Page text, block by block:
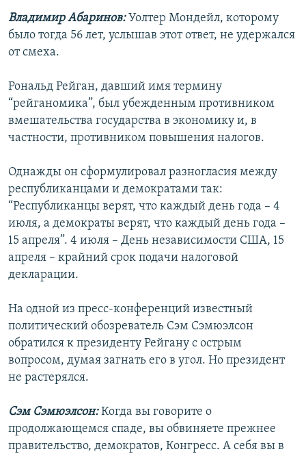
Владимир Абаринов: Уолтер Мондейл, которому
было тогда 56 лет, услышав этот ответ, не удержался
от смеха.
Рональд Рейган, давший имя термину
“рейганомика”, был убежденным противником
вмешательства государства в экономику и, в
частности, противником повышения налогов.
Однажды он сформулировал разногласия между
республиканцами и демократами так:
“Республиканцы верят, что каждый день года – 4
июля, а демократы верят, что каждый день года –
15 апреля”. 4 июля – День независимости США, 15
апреля – крайний срок подачи налоговой
декларации.
На одной из пресс-конференций известный
политический обозреватель Сэм Сэмюэлсон
обратился к президенту Рейгану с острым
вопросом, думая загнать его в угол. Но президент
не растерялся.
Сэм Сэмюэлсон:Когда вы говорите о
продолжающемся спаде, вы обвиняете прежнее
правительство, демократов, Конгресс. А себя вы в